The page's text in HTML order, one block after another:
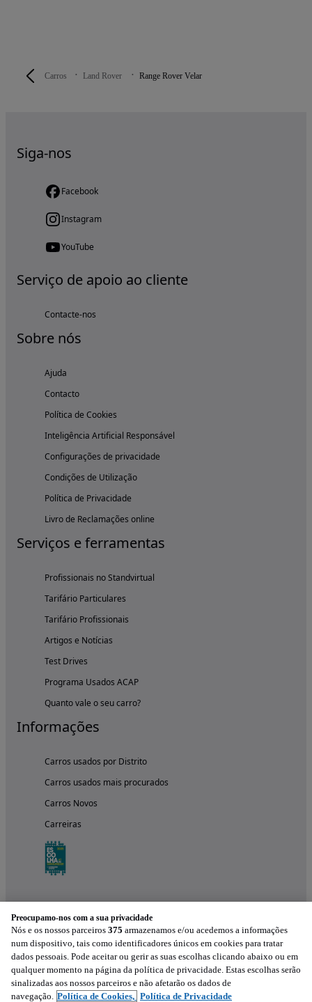
Carros Land Rover Range Rover Velar
Siga-nos
Facebook
Instagram
YouTube
Serviço de apoio ao cliente
Contacte-nos
Sobre nós
Ajuda
Contacto
Política de Cookies
Inteligência Artificial Responsável
Configurações de privacidade
Condições de Utilização
Política de Privacidade
Livro de Reclamações online
Serviços e ferramentas
Profissionais no Standvirtual
Tarifário Particulares
Tarifário Profissionais
Artigos e Notícias
Test Drives
Programa Usados ACAP
Quanto vale o seu carro?
Informações
Carros usados por Distrito
Carros usados mais procurados
Carros Novos
Carreiras
Experimenta a aplicação
Preocupamo-nos com a sua privacidade
Nós e os nossos parceiros 375 armazenamos e/ou acedemos a informações
num dispositivo, tais como identificadores únicos em cookies para tratar
dados pessoais. Pode aceitar ou gerir as suas escolhas clicando abaixo ou em
qualquer momento na página da política de privacidade. Estas escolhas serão
sinalizadas aos nossos parceiros e não afetarão os dados de
navegação. Política de Cookies, Política de Privacidade